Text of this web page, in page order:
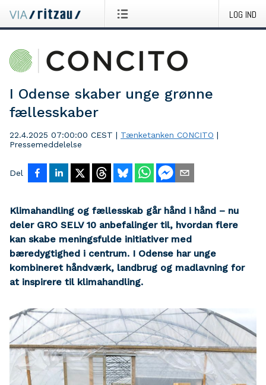
LOG IND
I Odense skaber unge grønne
fællesskaber
22.4.2025 07:00:00 CEST | Tænketanken CONCITO |
Pressemeddelelse
Del
Klimahandling og fællesskab går hånd i hånd – nu
deler GRO SELV 10 anbefalinger til, hvordan flere
kan skabe meningsfulde initiativer med
bæredygtighed i centrum. I Odense har unge
kombineret håndværk, landbrug og madlavning for
at inspirere til klimahandling.